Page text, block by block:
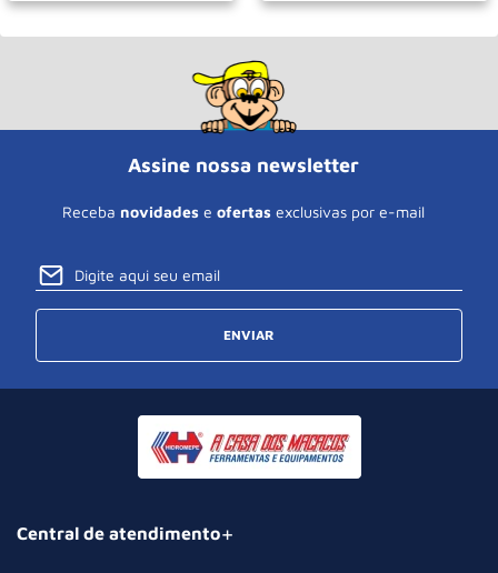
Assine nossa newsletter
Receba novidades e ofertas exclusivas por e-mail
ENVIAR
Central de atendimento